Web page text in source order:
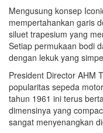
Mengusung konsep
mempertahankan garis
siluet trapesium yang
Setiap permukaan bodi
dengan lekuk yang
President Director AHM
popularitas sepeda
tahun 1961 ini terus
dimensinya yang
sangat menyenangkan